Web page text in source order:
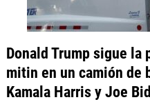
Donald Trump sigue la
mitin en un camión de
Kamala Harris y Joe